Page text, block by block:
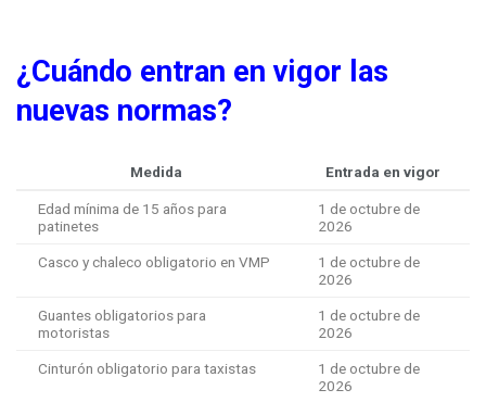
¿Cuándo entran en vigor las
nuevas normas?
Medida Entrada en vigor
Edad mínima de 15 años para
patinetes
1 de octubre de
2026
Casco y chaleco obligatorio en VMP
1 de octubre de
2026
Guantes obligatorios para
motoristas
1 de octubre de
2026
Cinturón obligatorio para taxistas
1 de octubre de
2026